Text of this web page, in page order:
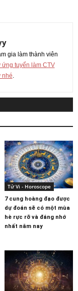
gia làm thành viên
ứng tuyển làm CTV
nhé
Tử Vi - Horoscope
7 cung hoàng đạo được
dự đoán sẽ có một mùa
hè rực rỡ và đáng nhớ
nhất năm nay